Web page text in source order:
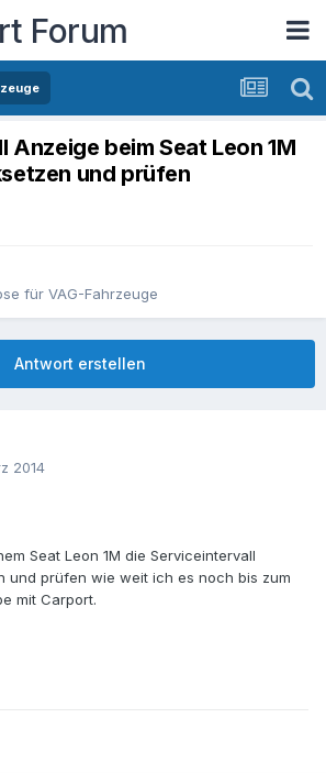
Forum
Anzeige beim Seat Leon 1M
und prüfen
für VAG-Fahrzeuge
Antwort erstellen
2014
Seat Leon 1M die Serviceintervall
und prüfen wie weit ich es noch bis zum
mit Carport.